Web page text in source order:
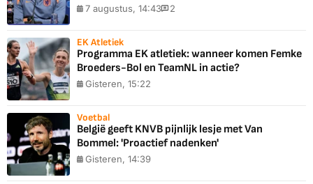
7 augustus, 14:43 2
EK Atletiek
Programma EK atletiek: wanneer komen Femke
Broeders-Bol en TeamNL in actie?
Gisteren, 15:22
Voetbal
België geeft KNVB pijnlijk lesje met Van
Bommel: 'Proactief nadenken'
Gisteren, 14:39